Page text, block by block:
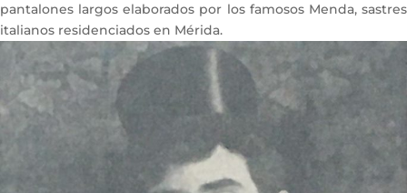
pantalones largos elaborados por los famosos Menda, sastres
italianos residenciados en Mérida.